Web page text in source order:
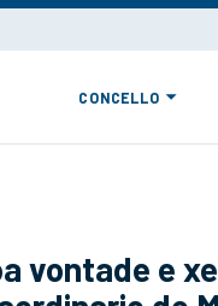
CONCELLO
vontade e